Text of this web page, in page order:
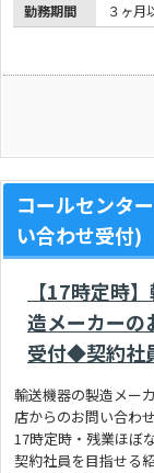
勤務期間
３ヶ月
コールセンタ
い合わせ受付)
【17時定時
造メーカーの
受付◆契約社
輸送機器の製造メー
店からのお問い合わ
17時定時・残業ほぼ
契約社員を目指せる